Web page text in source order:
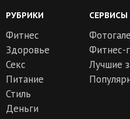
РУБРИКИ
Фитнес
Здоровье
Секс
Питание
Стиль
Деньги
СЕРВИСЫ
Фитнес-
Лучшие